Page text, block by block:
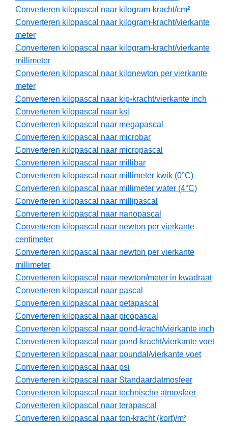
Converteren kilopascal naar kilogram-kracht/cm²
Converteren kilopascal naar kilogram-kracht/vierkante
meter
Converteren kilopascal naar kilogram-kracht/vierkante
millimeter
Converteren kilopascal naar kilonewton per vierkante
meter
Converteren kilopascal naar kip-kracht/vierkante inch
Converteren kilopascal naar ksi
Converteren kilopascal naar megapascal
Converteren kilopascal naar microbar
Converteren kilopascal naar micropascal
Converteren kilopascal naar millibar
Converteren kilopascal naar millimeter kwik (0°C)
Converteren kilopascal naar millimeter water (4°C)
Converteren kilopascal naar millipascal
Converteren kilopascal naar nanopascal
Converteren kilopascal naar newton per vierkante
centimeter
Converteren kilopascal naar newton per vierkante
millimeter
Converteren kilopascal naar newton/meter in kwadraat
Converteren kilopascal naar pascal
Converteren kilopascal naar petapascal
Converteren kilopascal naar picopascal
Converteren kilopascal naar pond-kracht/vierkante inch
Converteren kilopascal naar pond-kracht/vierkante voet
Converteren kilopascal naar poundal/vierkante voet
Converteren kilopascal naar psi
Converteren kilopascal naar Standaardatmosfeer
Converteren kilopascal naar technische atmosfeer
Converteren kilopascal naar terapascal
Converteren kilopascal naar ton-kracht (kort)/m²